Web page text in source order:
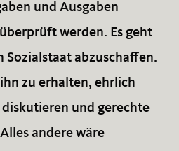
und Ausgaben
werden. Es geht
Sozialstaat abzuschaffen.
zu erhalten, ehrlich
und gerechte
andere wäre